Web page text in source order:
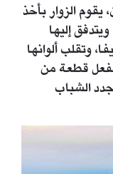
الزوار بأخذ
إليها
وتقلب ألوانها
قطعة من
الشباب